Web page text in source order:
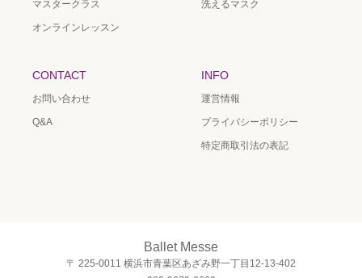
マスタークラス
オンラインレッスン
洗えるマスク
CONTACT
お問い合わせ
Q&A
INFO
運営情報
プライバシーポリシー
特定商取引法の表記
Ballet Messe
〒 225-0011 横浜市青葉区あざみ野一丁目12-13-402